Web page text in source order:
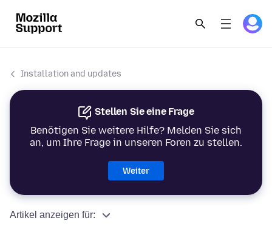
Installation and updates
Stellen Sie eine Frage
Benötigen Sie weitere Hilfe? Melden Sie sich
an, um Ihre Frage in unseren Foren zu stellen.
Weiter
Artikel anzeigen für: